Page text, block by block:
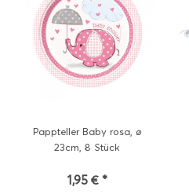
Pappteller Baby rosa, ø
23cm, 8 Stück
1,95 € *